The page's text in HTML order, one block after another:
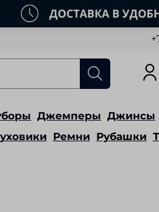
Джемперы Джинсы
Ремни Рубашки